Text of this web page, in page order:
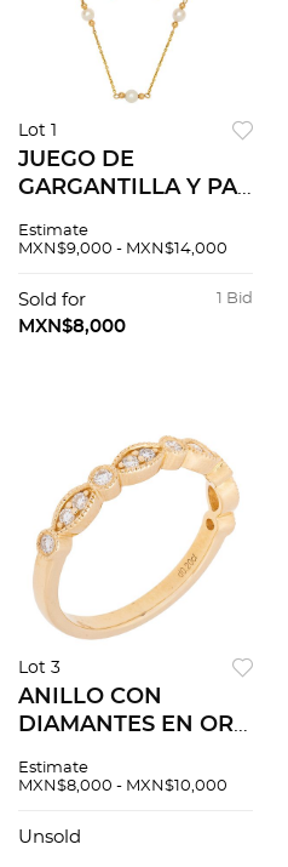
Lot 1
JUEGO DE
GARGANTILLA Y PAR
PERLAS EN ORO
Perlas cultivadas
semiesféricas color
Estimate
MXN$9,000 - MXN$14,000
1 Bid
Sold for
MXN$8,000
Lot 3
ANILLO CON
DIAMANTES EN ORO
Diamantes corte
Peso: 2.3 g. Talla: 6 ¾
Estimate
MXN$8,000 - MXN$10,000
Unsold